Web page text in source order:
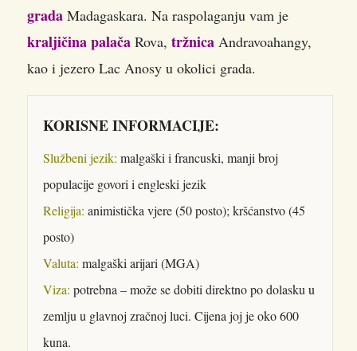
grada Madagaskara. Na raspolaganju vam je
kraljičina palača Rova, tržnica Andravoahangy,
kao i jezero Lac Anosy u okolici grada.
KORISNE INFORMACIJE:
Službeni jezik: malgaški i francuski, manji broj
populacije govori i engleski jezik
Religija: animistička vjere (50 posto); kršćanstvo (45
posto)
Valuta: malgaški arijari (MGA)
Viza: potrebna – može se dobiti direktno po dolasku u
zemlju u glavnoj zračnoj luci. Cijena joj je oko 600
kuna.